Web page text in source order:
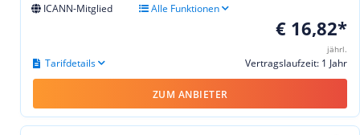
ICANN-Mitglied
Alle Funktionen
€ 16,82*
jährl.
Vertragslaufzeit: 1 Jahr
Tarifdetails
ZUM ANBIETER